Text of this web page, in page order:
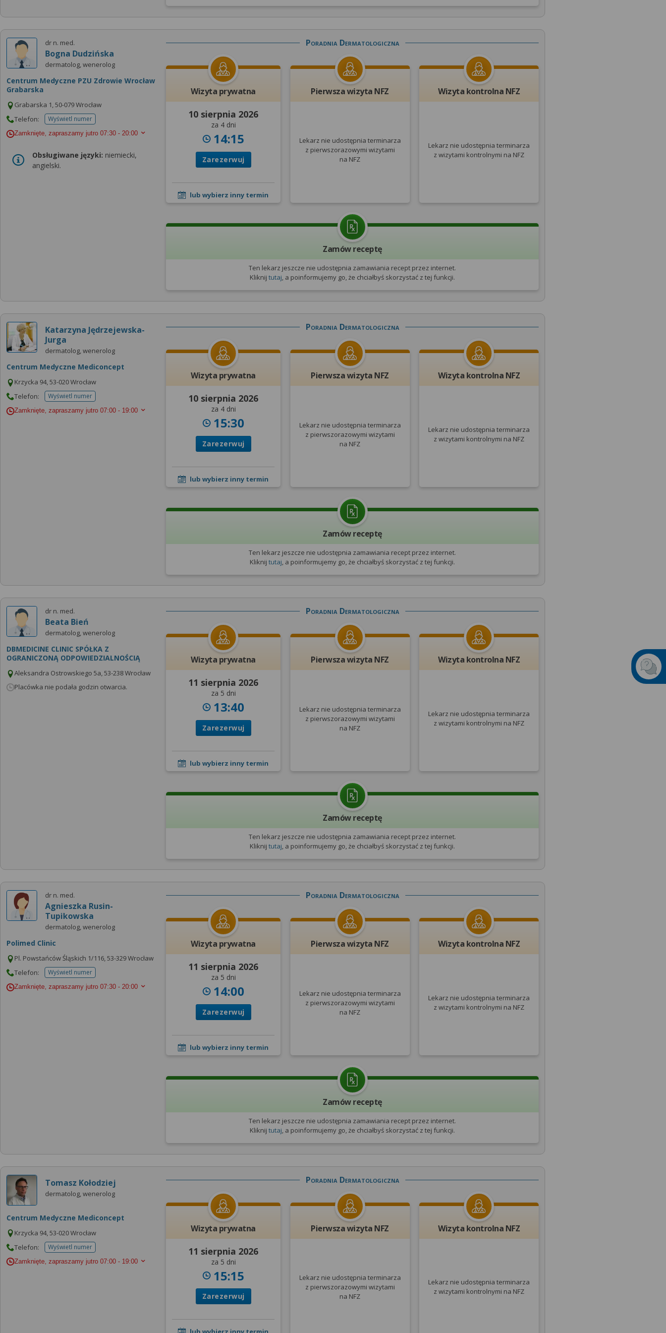
dr n. med.
Bogna Dudzińska
dermatolog, wenerolog
Centrum Medyczne PZU Zdrowie Wrocław
Grabarska
Grabarska 1, 50-079 Wrocław
Telefon:
Wyświetl numertelefonu do placowki
Zamknięte, zapraszamy jutro 07:30 - 20:00
Obsługiwane języki: niemiecki,
angielski.
Poradnia Dermatologiczna
Wizyta prywatna
10 sierpnia 2026
za 4 dni
14:15
Zarezerwuj
lub wybierz inny termin
Pierwsza wizyta NFZ
Lekarz nie udostępnia terminarza
z pierwszorazowymi wizytami
na NFZ
Wizyta kontrolna NFZ
Lekarz nie udostępnia terminarza
z wizytami kontrolnymi na NFZ
Zamów receptę
Ten lekarz jeszcze nie udostępnia zamawiania recept przez internet.
Kliknijtutaj, a poinformujemy go, że chciałbyś skorzystać z tej funkcji.
Katarzyna Jędrzejewska-
Jurga
dermatolog, wenerolog
Centrum Medyczne Mediconcept
Krzycka 94, 53-020 Wrocław
Telefon:
Wyświetl numertelefonu do placowki
Zamknięte, zapraszamy jutro 07:00 - 19:00
Poradnia Dermatologiczna
Wizyta prywatna
10 sierpnia 2026
za 4 dni
15:30
Zarezerwuj
lub wybierz inny termin
Pierwsza wizyta NFZ
Lekarz nie udostępnia terminarza
z pierwszorazowymi wizytami
na NFZ
Wizyta kontrolna NFZ
Lekarz nie udostępnia terminarza
z wizytami kontrolnymi na NFZ
Zamów receptę
Ten lekarz jeszcze nie udostępnia zamawiania recept przez internet.
Kliknijtutaj , a poinformujemy go, że chciałbyś skorzystać z tej funkcji.
dr n. med.
Beata Bień
dermatolog, wenerolog
DBMEDICINE CLINIC SPÓŁKA Z
OGRANICZONĄ ODPOWIEDZIALNOŚCIĄ
Aleksandra Ostrowskiego 5a, 53-238 Wrocław
Placówka nie podała godzin otwarcia.
Poradnia Dermatologiczna
Wizyta prywatna
11 sierpnia 2026
za 5 dni
13:40
Zarezerwuj
lub wybierz inny termin
Pierwsza wizyta NFZ
Lekarz nie udostępnia terminarza
z pierwszorazowymi wizytami
na NFZ
Wizyta kontrolna NFZ
Lekarz nie udostępnia terminarza
z wizytami kontrolnymi na NFZ
Zamów receptę
Ten lekarz jeszcze nie udostępnia zamawiania recept przez internet.
Kliknijtutaj, a poinformujemy go, że chciałbyś skorzystać z tej funkcji.
dr n. med.
Agnieszka Rusin-
Tupikowska
dermatolog, wenerolog
Polimed Clinic
Pl. Powstańców Śląskich 1/116, 53-329 Wrocław
Telefon:
Wyświetl numertelefonu do placowki
Zamknięte, zapraszamy jutro 07:30 - 20:00
Poradnia Dermatologiczna
Wizyta prywatna
11 sierpnia 2026
za 5 dni
14:00
Zarezerwuj
lub wybierz inny termin
Pierwsza wizyta NFZ
Lekarz nie udostępnia terminarza
z pierwszorazowymi wizytami
na NFZ
Wizyta kontrolna NFZ
Lekarz nie udostępnia terminarza
z wizytami kontrolnymi na NFZ
Zamów receptę
Ten lekarz jeszcze nie udostępnia zamawiania recept przez internet.
Kliknijtutaj, a poinformujemy go, że chciałbyś skorzystać z tej funkcji.
Tomasz Kołodziej
dermatolog, wenerolog
Centrum Medyczne Mediconcept
Krzycka 94, 53-020 Wrocław
Telefon:
Wyświetl numertelefonu do placowki
Zamknięte, zapraszamy jutro 07:00 - 19:00
Poradnia Dermatologiczna
Wizyta prywatna
11 sierpnia 2026
za 5 dni
15:15
Zarezerwuj
Pierwsza wizyta NFZ
Lekarz nie udostępnia terminarza
z pierwszorazowymi wizytami
na NFZ
Wizyta kontrolna NFZ
Lekarz nie udostępnia terminarza
z wizytami kontrolnymi na NFZ